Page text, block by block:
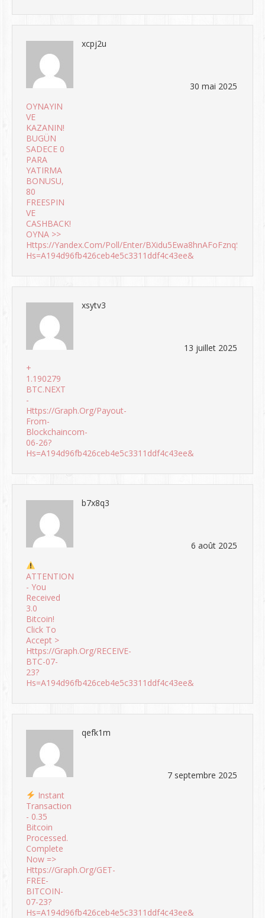
OYNAYIN
VE
KAZANIN!
BUGÜN
SADECE 0
PARA
YATIRMA
BONUSU,
80
FREESPIN
VE
CASHBACK!
OYNA >>
Https://yandex.com/poll/enter/BXidu5Ewa8hnAFoFznqSi9?
Hs=a194d96fb426ceb4e5c3311ddf4c43ee&
xcpj2u
30 mai 2025
+
1.190279
BTC.NEXT
-
Https://graph.org/Payout-
From-
Blockchaincom-
06-26?
Hs=a194d96fb426ceb4e5c3311ddf4c43ee&
xsytv3
13 juillet 2025
ATTENTION
- You
Received
3.0
Bitcoin!
Click To
Accept >
Https://graph.org/RECEIVE-
BTC-07-
23?
Hs=a194d96fb426ceb4e5c3311ddf4c43ee&
b7x8q3
6 août 2025
Instant
Transaction
- 0.35
Bitcoin
Processed.
Complete
Now =>
Https://graph.org/GET-
FREE-
BITCOIN-
07-23?
Hs=a194d96fb426ceb4e5c3311ddf4c43ee&
qefk1m
7 septembre 2025